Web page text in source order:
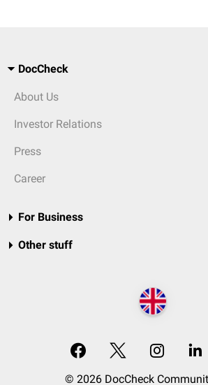
DocCheck
About Us
Investor Relations
Press
Career
For Business
Other stuff
© 2026 DocCheck